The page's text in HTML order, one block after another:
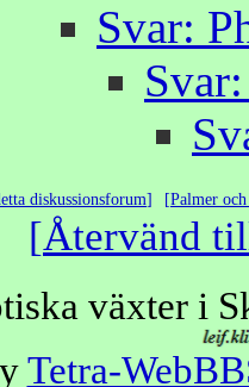
Svar:
diskussionsforum Palmer
Återvänd
växter i
Tetra-